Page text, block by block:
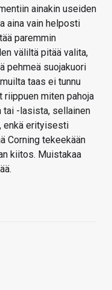
ainakin useiden
aina vain helposti
paremmin
väliltä pitää valita,
pehmeä suojakuori
taas ei tunnu
riippuen miten pahoja
tai -lasista, sellainen
enkä erityisesti
Corning tekeekään
kiitos. Muistakaa